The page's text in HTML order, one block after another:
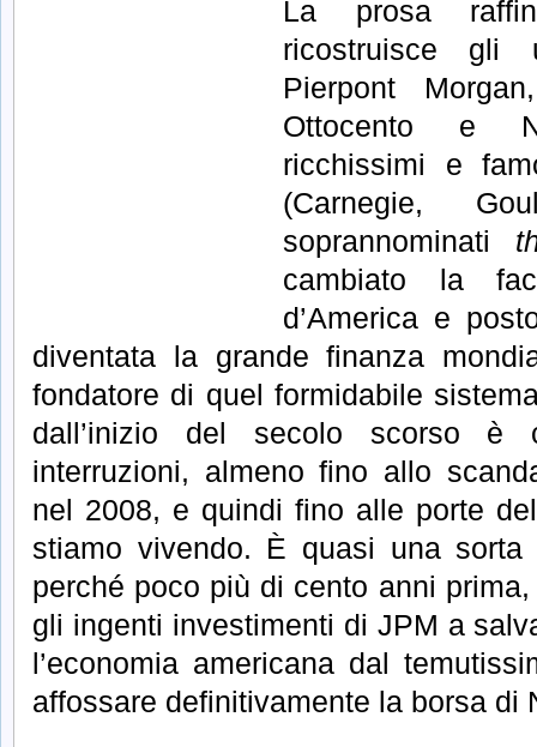
La prosa
ricostruisce
Pierpont
Ottocento e
ricchissimi e
(Carnegie,
soprannominati
cambiato la
d’America e
diventata la grande finanza
fondatore di quel formidabile
dall’inizio del secolo scorso è
interruzioni, almeno fino allo
nel 2008, e quindi fino alle porte
stiamo vivendo. È quasi una sorta
perché poco più di cento anni
gli ingenti investimenti di JPM a
l’economia americana dal
affossare definitivamente la borsa di